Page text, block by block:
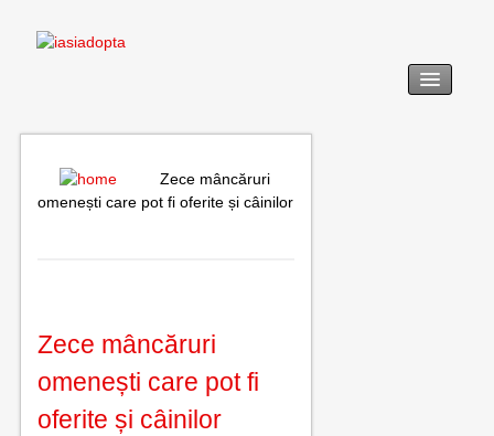
legislație
galerie foto
Zece mâncăruri
omenești care pot fi oferite și câinilor
Zece mâncăruri
omenești care pot fi
oferite și câinilor